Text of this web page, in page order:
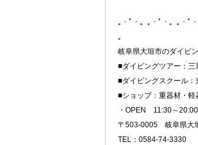
｡・ﾟ・。｡・ﾟ・。｡・ﾟ
。
岐阜県大垣市のダイビ
■ダイビングツアー：
■ダイビングスクール：
■ショップ：重器材・軽
・OPEN 11:30～20:00
〒503-0005 岐阜県大
TEL：0584-74-3330